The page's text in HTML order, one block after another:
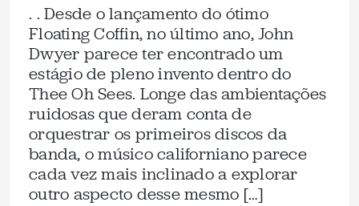
. . Desde o lançamento do ótimo
Floating Coffin, no último ano, John
Dwyer parece ter encontrado um
estágio de pleno invento dentro do
Thee Oh Sees. Longe das ambientações
ruidosas que deram conta de
orquestrar os primeiros discos da
banda, o músico californiano parece
cada vez mais inclinado a explorar
outro aspecto desse mesmo […]